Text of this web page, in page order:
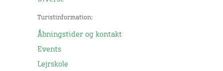
Turistinformation:
Åbningstider og kontakt
Events
Lejrskole